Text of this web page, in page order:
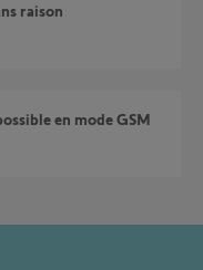
raison
en mode GSM